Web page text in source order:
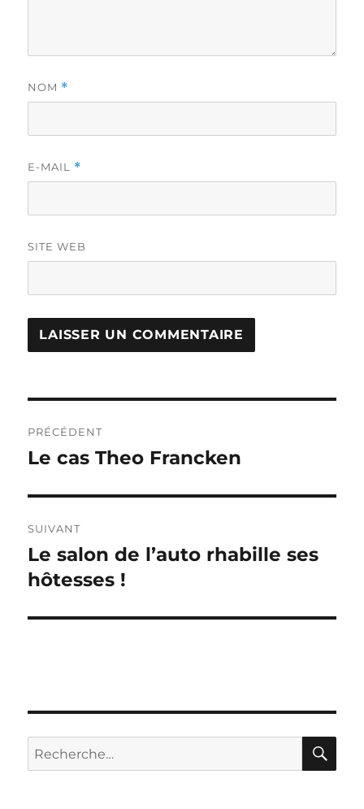
NOM *
E-MAIL *
SITE WEB
de
PRÉCÉDENT
Publication
Le cas Theo Francken
SUIVANT
Publication
suivante :
Le salon de l’auto rhabille ses
hôtesses !
Recherche
pour :